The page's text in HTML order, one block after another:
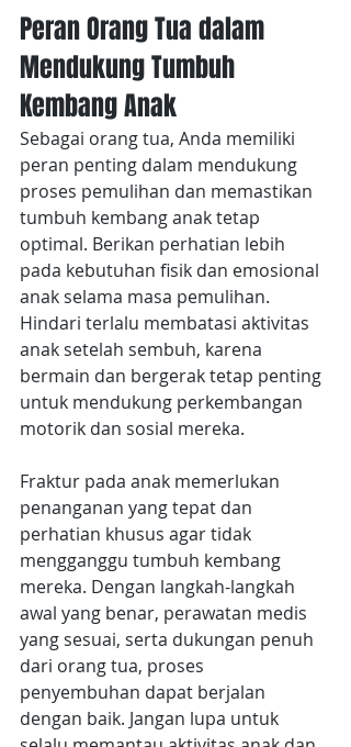
Peran Orang Tua dalam
Mendukung Tumbuh
Kembang Anak
Sebagai orang tua, Anda memiliki
peran penting dalam mendukung
proses pemulihan dan memastikan
tumbuh kembang anak tetap
optimal. Berikan perhatian lebih
pada kebutuhan fisik dan emosional
anak selama masa pemulihan.
Hindari terlalu membatasi aktivitas
anak setelah sembuh, karena
bermain dan bergerak tetap penting
untuk mendukung perkembangan
motorik dan sosial mereka.
Fraktur pada anak memerlukan
penanganan yang tepat dan
perhatian khusus agar tidak
mengganggu tumbuh kembang
mereka. Dengan langkah-langkah
awal yang benar, perawatan medis
yang sesuai, serta dukungan penuh
dari orang tua, proses
penyembuhan dapat berjalan
dengan baik. Jangan lupa untuk